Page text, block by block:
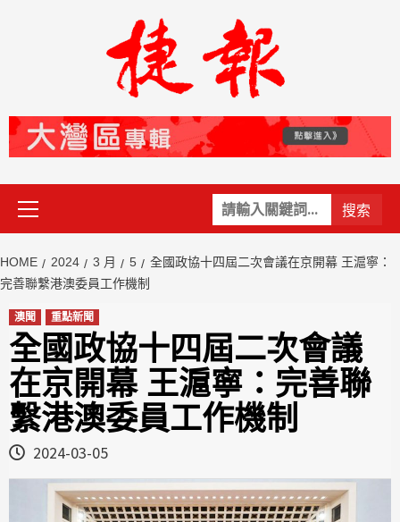
關
鍵
Primary
Menu
HOME 2024 3 月 5
全國政協十四屆二次會議在京開幕 王滬寧：
完善聯繫港澳委員工作機制
澳聞 重點新聞
全國政協十四屆二次會議
在京開幕 王滬寧：完善聯
繫港澳委員工作機制
2024-03-05